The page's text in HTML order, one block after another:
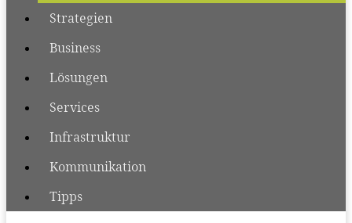
Strategien
Business
Lösungen
Services
Infrastruktur
Kommunikation
Tipps